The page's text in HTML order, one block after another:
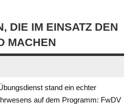
DIE IM EINSATZ DEN
MACHEN
stand ein echter
auf dem Programm: FwDV